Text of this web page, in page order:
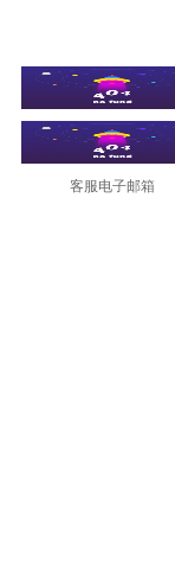
客服电子邮箱